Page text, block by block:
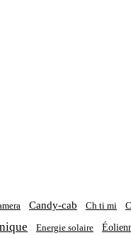
Candy-cab Ch ti mi
Energie solaire